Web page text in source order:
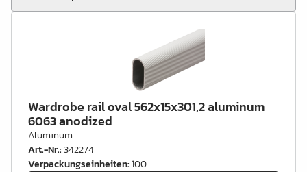
Wardrobe rail oval 562x15x301,2 aluminum
6063 anodized
Aluminum
Art.-Nr.:342274
Verpackungseinheiten:100